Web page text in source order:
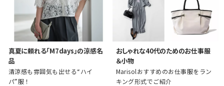
真夏に頼れる「M7days」の涼感名
品
清涼感も雰囲気も出せる“ハイ
パ”服！
おしゃれな40代のためのお仕事服
＆小物
Marisolおすすめのお仕事服をラン
キング形式でご紹介